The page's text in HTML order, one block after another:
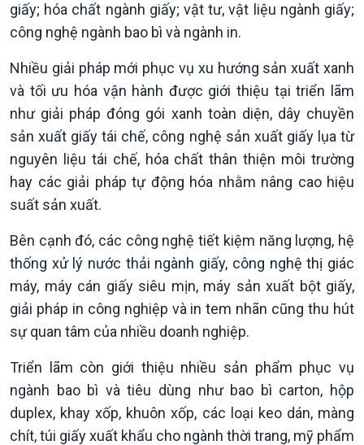
Xã hội
Tin Đời sống & Xã hội
360 độ Sức khỏe
Chuyển đổi Xanh
Tài nguyên và Môi trường
Chuyên gia của bạn
Xã hội chuyển động
Bước chân đến trường
Khoa học & Công nghệ
Tin Khoa học & Công nghệ
Kết nối công nghệ
Sống chung với biến đổi
giấy; hóa chất ngành giấy; vật tư, vật liệu ngành giấy;
công nghệ ngành bao bì và ngành in.
Nhiều giải pháp mới phục vụ xu hướng sản xuất xanh
và tối ưu hóa vận hành được giới thiệu tại triển lãm
như giải pháp đóng gói xanh toàn diện, dây chuyền
sản xuất giấy tái chế, công nghệ sản xuất giấy lụa từ
nguyên liệu tái chế, hóa chất thân thiện môi trường
hay các giải pháp tự động hóa nhằm nâng cao hiệu
suất sản xuất.
Bên cạnh đó, các công nghệ tiết kiệm năng lượng, hệ
thống xử lý nước thải ngành giấy, công nghệ thị giác
máy, máy cán giấy siêu mịn, máy sản xuất bột giấy,
giải pháp in công nghiệp và in tem nhãn cũng thu hút
sự quan tâm của nhiều doanh nghiệp.
Triển lãm còn giới thiệu nhiều sản phẩm phục vụ
ngành bao bì và tiêu dùng như bao bì carton, hộp
duplex, khay xốp, khuôn xốp, các loại keo dán, màng
chít, túi giấy xuất khẩu cho ngành thời trang, mỹ phẩm